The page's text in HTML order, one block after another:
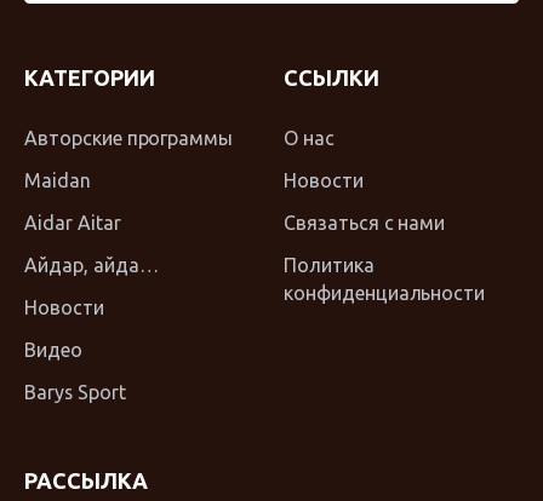
КАТЕГОРИИ
Авторские программы
Maidan
Aidar Aitar
Айдар, айда…
Новости
Видео
Barys Sport
ССЫЛКИ
О нас
Новости
Связаться с нами
Политика
конфиденциальности
РАССЫЛКА